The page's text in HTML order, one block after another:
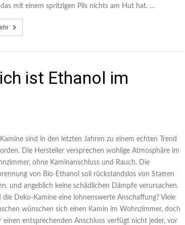
mit einem spritzigen Pils nichts am Hut hat. …
ist Ethanol im
sind in den letzten Jahren zu einem echten Trend
Die Hersteller versprechen wohlige Atmosphäre im
ohne Kaminanschluss und Rauch. Die
von Bio-Ethanol soll rückstandslos von Statten
und angeblich keine schädlichen Dämpfe verursachen.
die Deko-Kamine eine lohnenswerte Anschaffung? Viele
wünschen sich einen Kamin im Wohnzimmer, doch
einen entsprechenden Anschluss verfügt nicht jeder, vor